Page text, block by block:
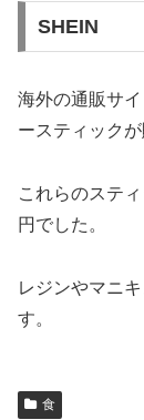
SHEIN
海外の通販サ
ースティックが
これらのステ
円でした。
レジンやマニ
す。
食